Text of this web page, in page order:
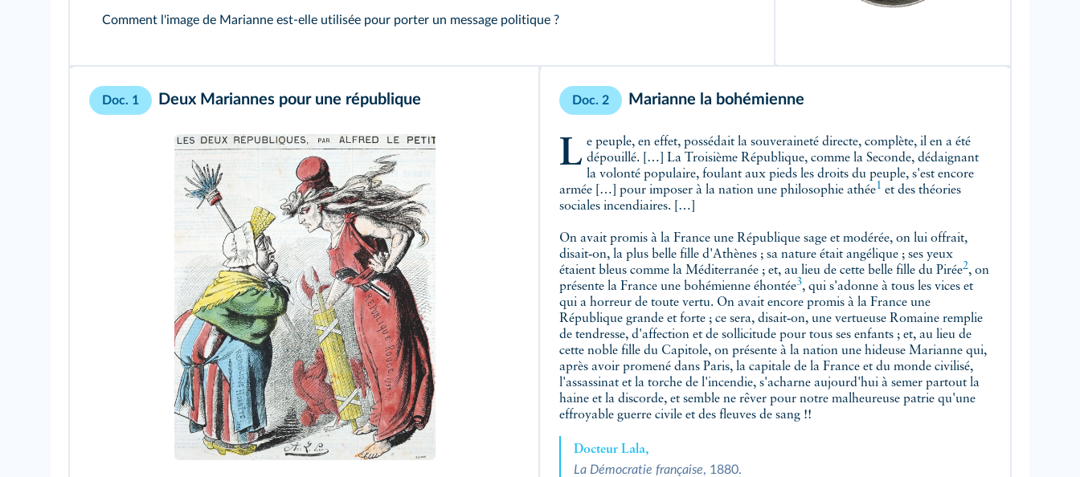
Comment l'image de Marianne est‑elle utilisée pour porter un message politique ?
Doc. 1 Deux Mariannes pour une république Doc. 2 Marianne la bohémienne
Le peuple, en effet, possédait la souveraineté directe, complète, il en a été dépouillé. […] La Troisième République, comme la Seconde, dédaignant
la volonté populaire, foulant aux pieds les droits du peuple, s'est encore
armée […] pour imposer à la nation une philosophie athée1 et des théories
sociales incendiaires. […]
On avait promis à la France une République sage et modérée, on lui offrait,
disait‑on, la plus belle fille d'Athènes ; sa nature était angélique ; ses yeux
étaient bleus comme la Méditerranée ; et, au lieu de cette belle fille du Pirée2, on
présente la France une bohémienne éhontée3, qui s'adonne à tous les vices et
qui a horreur de toute vertu. On avait encore promis à la France une
République grande et forte ; ce sera, disait‑on, une vertueuse Romaine remplie
de tendresse, d'affection et de sollicitude pour tous ses enfants ; et, au lieu de
cette noble fille du Capitole, on présente à la nation une hideuse Marianne qui,
après avoir promené dans Paris, la capitale de la France et du monde civilisé,
l'assassinat et la torche de l'incendie, s'acharne aujourd'hui à semer partout la
haine et la discorde, et semble ne rêver pour notre malheureuse patrie qu'une
effroyable guerre civile et des fleuves de sang !!
Docteur Lala,
La Démocratie française, 1880.